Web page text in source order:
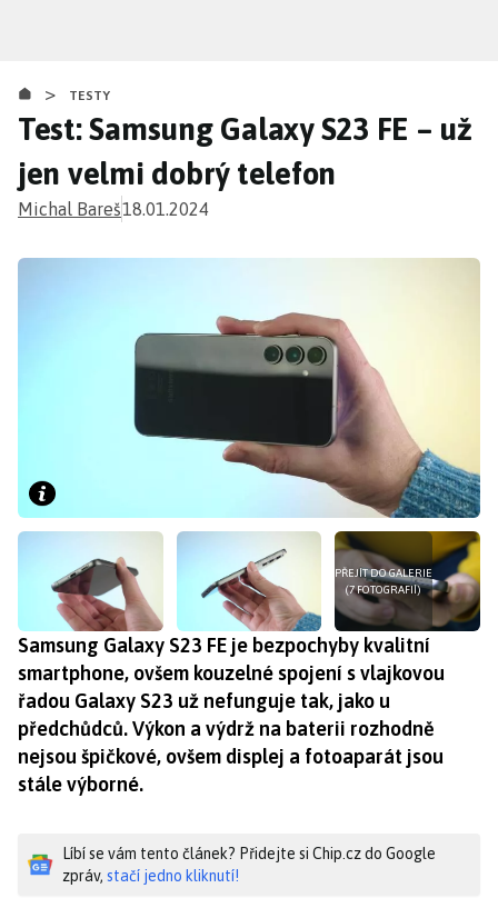
obsahu
> TESTY
Test: Samsung Galaxy S23 FE – už
jen velmi dobrý telefon
Michal Bareš18.01.2024
PŘEJÍT DO GALERIE
(7 FOTOGRAFIÍ)
Samsung Galaxy S23 FE je bezpochyby kvalitní
smartphone, ovšem kouzelné spojení s vlajkovou
řadou Galaxy S23 už nefunguje tak, jako u
předchůdců. Výkon a výdrž na baterii rozhodně
nejsou špičkové, ovšem displej a fotoaparát jsou
stále výborné.
Líbí se vám tento článek? Přidejte si Chip.cz do Google
zpráv, stačí jedno kliknutí!